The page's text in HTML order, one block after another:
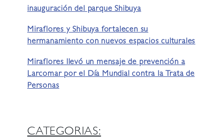
inauguración del parque Shibuya
Miraflores y Shibuya fortalecen su
hermanamiento con nuevos espacios culturales
Miraflores llevó un mensaje de prevención a
Larcomar por el Día Mundial contra la Trata de
Personas
CATEGORIAS: